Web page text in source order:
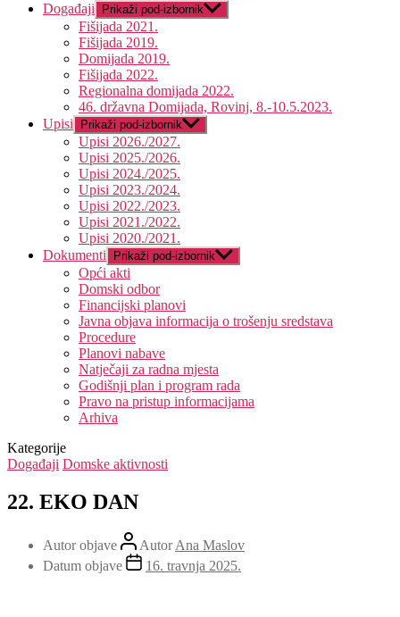
Događaji
Prikaži pod-izbornik
Fišijada 2021.
Fišijada 2019.
Domijada 2019.
Fišijada 2022.
Regionalna domijada 2022.
46. državna Domijada, Rovinj, 8.-10.5.2023.
Upisi
Prikaži pod-izbornik
Upisi 2026./2027.
Upisi 2025./2026.
Upisi 2024./2025.
Upisi 2023./2024.
Upisi 2022./2023.
Upisi 2021./2022.
Upisi 2020./2021.
Dokumenti
Prikaži pod-izbornik
Opći akti
Domski odbor
Financijski planovi
Javna objava informacija o trošenju sredstava
Procedure
Planovi nabave
Natječaji za radna mjesta
Godišnji plan i program rada
Pravo na pristup informacijama
Arhiva
Kategorije
Događaji Domske aktivnosti
22. EKO DAN
Autor objave AutorAna Maslov
Datum objave
16. travnja 2025.